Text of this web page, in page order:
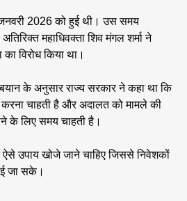
2026 को हुई थी। उस समय
महाधिवक्ता शिव मंगल शर्मा ने
विरोध किया था।
के अनुसार राज्य सरकार ने कहा था कि
करना चाहती है और अदालत को मामले की
के लिए समय चाहती है।
उपाय खोजे जाने चाहिए जिससे निवेशकों
जा सके।